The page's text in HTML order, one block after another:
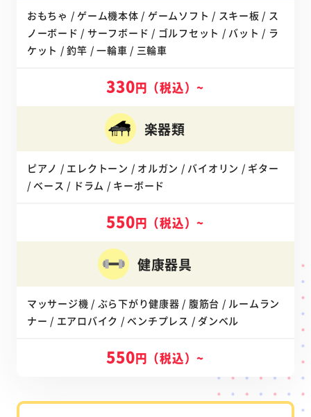
おもちゃ / ゲーム機本体 / ゲームソフト / スキー板 / ス
ノーボード / サーフボード / ゴルフセット / バット / ラ
ケット / 釣竿 / 一輪車 / 三輪車
330円（税込）~
楽器類
ピアノ / エレクトーン / オルガン / バイオリン / ギター
/ ベース / ドラム / キーボード
550円（税込）~
健康器具
マッサージ機 / ぶら下がり健康器 / 腹筋台 / ルームラン
ナー / エアロバイク / ベンチプレス / ダンベル
550円（税込）~